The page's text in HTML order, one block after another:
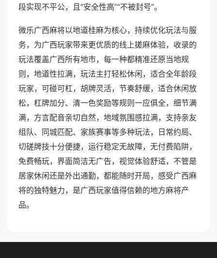
段实现不平公，且“安全性高”“不被封号”。
微乐广西麻将以地道桂麻为核心，持续优化玩法与服
务，为广西玩家带来更优质的线上搓麻体验，收录的
玩法覆盖广西所有地市，每一种都精准还原当地规
则，地道性拉满，玩法主打轻松休闲，适合全年龄段
玩家，可碰可杠，胡牌灵活，节奏舒缓，适合休闲放
松，杠牌加分、清一色奖励等规则一应俱全，细节满
满，方言配音亲切自然，地域氛围感拉满，支持亲友
组队、同城匹配、家族赛事等多种玩法，日常约局、
切磋牌技十分便捷，运行稳定无故障，无付费陷阱，
免费畅玩，界面简洁无广告，视觉体验舒适，不管是
居家休闲还是外出通勤，都能随时开局，感受广西麻
将的独特魅力，是广西玩家值得信赖的地方麻将产
品。